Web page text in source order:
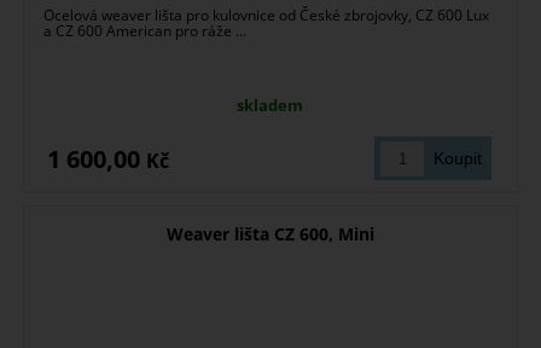
Ocelová weaver lišta pro kulovnice od České zbrojovky, CZ 600 Lux
a CZ 600 American pro ráže ...
skladem
1 600,00 Kč
Weaver lišta CZ 600, Mini